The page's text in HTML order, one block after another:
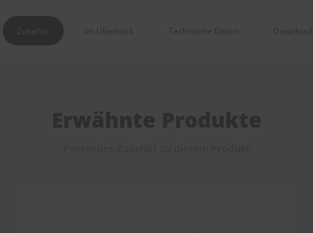
t
n
Zubehör Im Überblick Technische Daten